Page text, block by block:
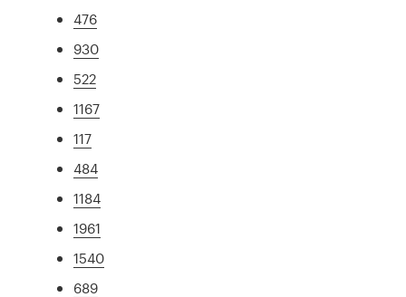
476
930
522
1167
117
484
1184
1961
1540
689